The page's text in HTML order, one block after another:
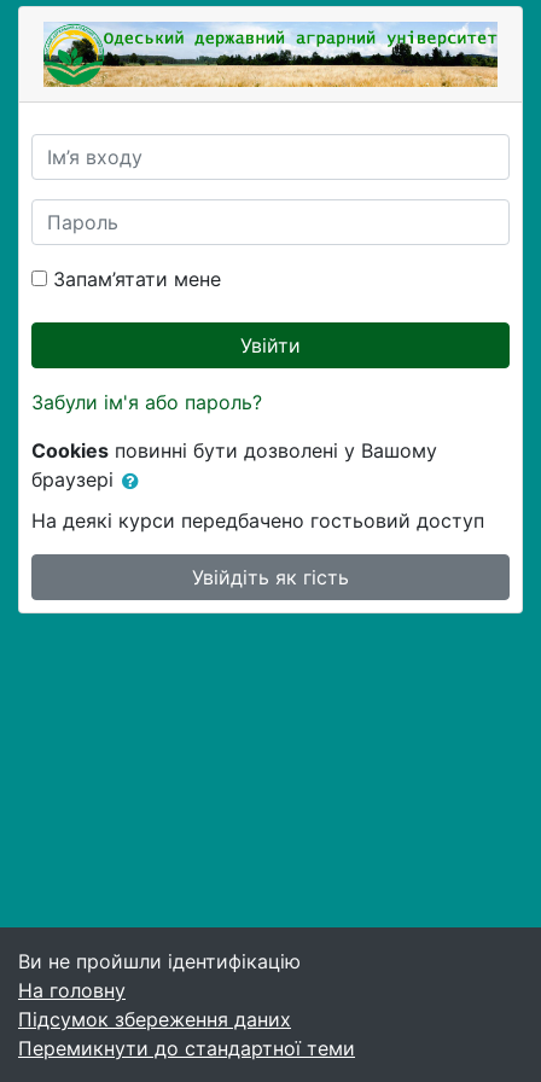
Перейти до головного вмісту
Одеський державний
Ім’я входу
Пароль
Запам’ятати мене
Увійти
Забули ім'я або пароль?
Cookies повинні бути дозволені у Вашому
браузері
На деякі курси передбачено гостьовий доступ
Увійдіть як гість
Ви не пройшли ідентифікацію
На головну
Підсумок збереження даних
Перемикнути до стандартної теми